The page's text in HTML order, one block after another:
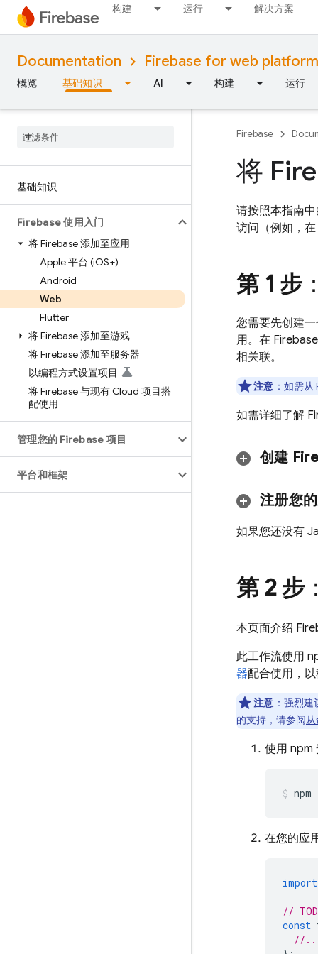
构建 运行 解决方案
Documentation Firebase for web
概览 基础知识 AI 构建 运行
基础知识
Firebase 使用入门
将 Firebase 添加至应用
Apple 平台 (iOS+)
Android
Web
Flutter
将 Firebase 添加至游戏
将 Firebase 添加至服务器
以编程方式设置项目
将 Firebase 与现有 Cloud 项目搭
配使用
管理您的 Firebase 项目
平台和框架
Firebase
将
请按照本指南
访问（例如，
第 1 步
您需要先创建
用。在
相关联。
注意 ：如需
如需详细了解
创建
注册您
如果您还没有
第 2 步
本页面介绍
此工作流使用
器配合使用，
注意 ：强烈
的支持，请参阅
使用 npm
在您的应
import
//
const
//